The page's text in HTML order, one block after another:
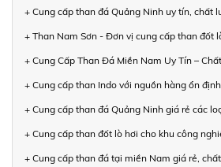
+ Cung cấp than đá Quảng Ninh uy tín, chất
+ Than Nam Sơn - Đơn vị cung cấp than đốt
+ Cung Cấp Than Đá Miền Nam Uy Tín –
+ Cung cấp than Indo với nguồn hàng ổn
+ Cung cấp than đá Quảng Ninh giá rẻ các
+ Cung cấp than đốt lò hơi cho khu công
+ Cung cấp than đá tại miền Nam giá rẻ,